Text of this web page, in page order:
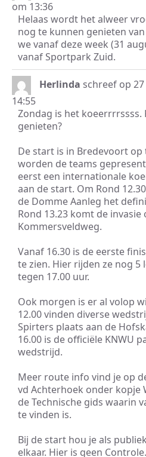
om 13:36
Helaas wordt het alweer
nog te kunnen genieten
we vanaf deze week (31
vanaf Sportpark Zuid.
Herlinda schreef op
14:55
Zondag is het koeerrrrssss.
genieten?
De start is in Bredevoort op
worden de teams
eerst een internationale
aan de start. Om Rond
de Domme Aanleg het
Rond 13.23 komt de
Kommersveldweg.
Vanaf 16.30 is de eerste
te zien. Hier rijden ze nog 5
tegen 17.00 uur.
Ook morgen is er al volop
12.00 vinden diverse
Spirters plaats aan de
16.00 is de officiële KNWU
wedstrijd.
Meer route info vind je op
vd Achterhoek onder kopje
de Technische gids waarin
te vinden is.
Bij de start hou je als
elkaar. Hier is geen